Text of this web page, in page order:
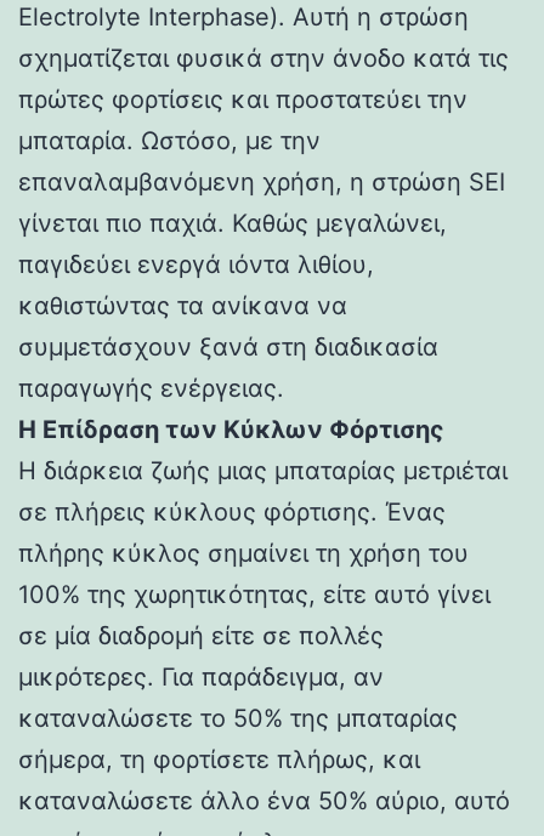
Electrolyte Interphase). Αυτή η στρώση
σχηματίζεται φυσικά στην άνοδο κατά τις
πρώτες φορτίσεις και προστατεύει την
μπαταρία. Ωστόσο, με την
επαναλαμβανόμενη χρήση, η στρώση SEI
γίνεται πιο παχιά. Καθώς μεγαλώνει,
παγιδεύει ενεργά ιόντα λιθίου,
καθιστώντας τα ανίκανα να
συμμετάσχουν ξανά στη διαδικασία
παραγωγής ενέργειας.
Η Επίδραση των Κύκλων Φόρτισης
Η διάρκεια ζωής μιας μπαταρίας μετριέται
σε πλήρεις κύκλους φόρτισης. Ένας
πλήρης κύκλος σημαίνει τη χρήση του
100% της χωρητικότητας, είτε αυτό γίνει
σε μία διαδρομή είτε σε πολλές
μικρότερες. Για παράδειγμα, αν
καταναλώσετε το 50% της μπαταρίας
σήμερα, τη φορτίσετε πλήρως, και
καταναλώσετε άλλο ένα 50% αύριο, αυτό